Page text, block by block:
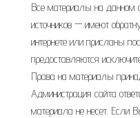
Все материалы на данном
источников — имеют
интернете или присланы
предоставляются
Права на материалы
Администрация сайта
материала не несет. Если